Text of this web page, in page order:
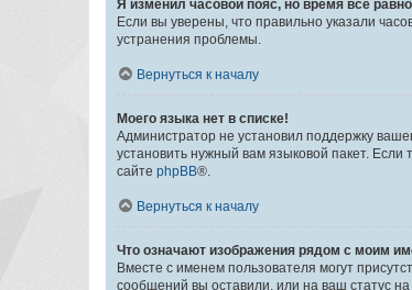
Я изменил часовой пояс, но время всё
Если вы уверены, что правильно указали
устранения проблемы.
Вернуться к началу
Моего языка нет в списке!
Администратор не установил поддержку
установить нужный вам языковой пакет.
сайте phpBB®.
Вернуться к началу
Что означают изображения рядом с моим
Вместе с именем пользователя могут
сообщений вы оставили, или на ваш статус